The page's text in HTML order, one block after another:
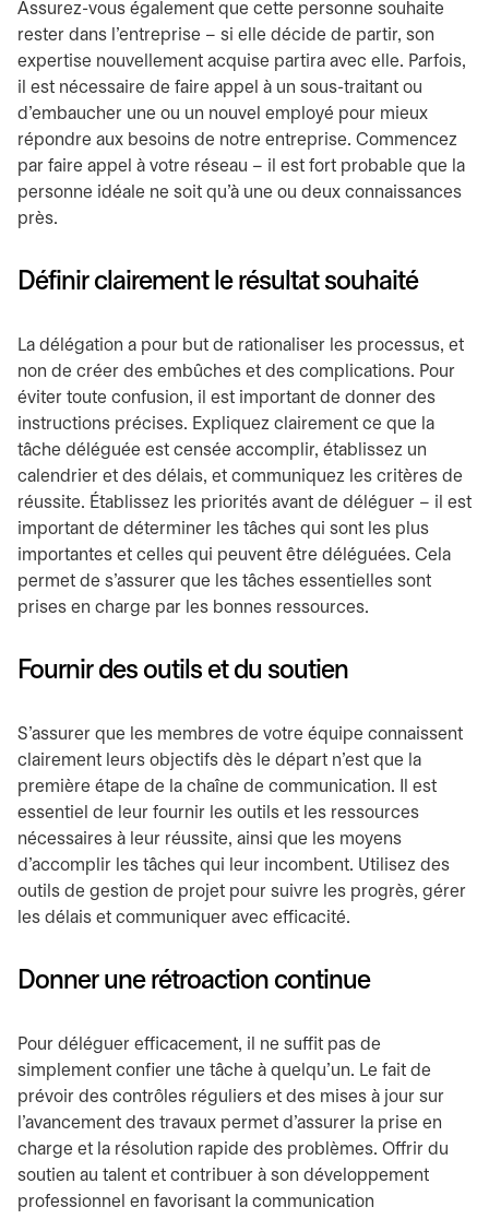
Assurez-vous également que cette personne souhaite
rester dans l’entreprise – si elle décide de partir, son
expertise nouvellement acquise partira avec elle. Parfois,
il est nécessaire de faire appel à un sous-traitant ou
d’embaucher une ou un nouvel employé pour mieux
répondre aux besoins de notre entreprise. Commencez
par faire appel à votre réseau – il est fort probable que la
personne idéale ne soit qu’à une ou deux connaissances
près.
Définir clairement le résultat souhaité
La délégation a pour but de rationaliser les processus, et
non de créer des embûches et des complications. Pour
éviter toute confusion, il est important de donner des
instructions précises. Expliquez clairement ce que la
tâche déléguée est censée accomplir, établissez un
calendrier et des délais, et communiquez les critères de
réussite. Établissez les priorités avant de déléguer – il est
important de déterminer les tâches qui sont les plus
importantes et celles qui peuvent être déléguées. Cela
permet de s’assurer que les tâches essentielles sont
prises en charge par les bonnes ressources.
Fournir des outils et du soutien
S’assurer que les membres de votre équipe connaissent
clairement leurs objectifs dès le départ n’est que la
première étape de la chaîne de communication. Il est
essentiel de leur fournir les outils et les ressources
nécessaires à leur réussite, ainsi que les moyens
d’accomplir les tâches qui leur incombent. Utilisez des
outils de gestion de projet pour suivre les progrès, gérer
les délais et communiquer avec efficacité.
Donner une rétroaction continue
Pour déléguer efficacement, il ne suffit pas de
simplement confier une tâche à quelqu’un. Le fait de
prévoir des contrôles réguliers et des mises à jour sur
l’avancement des travaux permet d’assurer la prise en
charge et la résolution rapide des problèmes. Offrir du
soutien au talent et contribuer à son développement
professionnel en favorisant la communication